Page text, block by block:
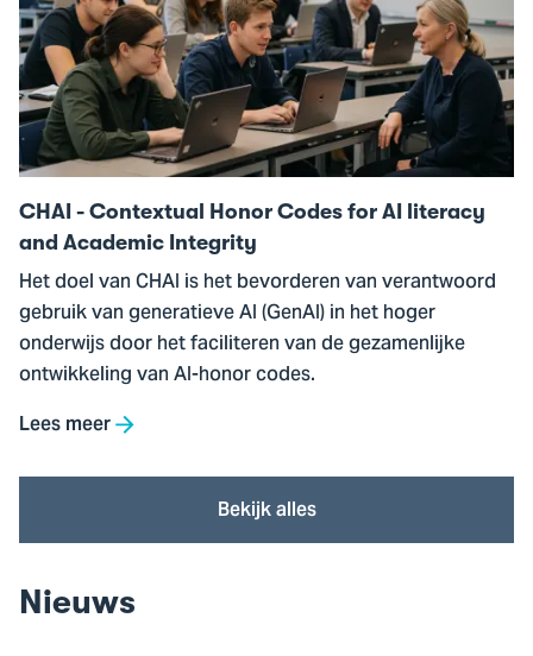
-
Contextual
Honor
Codes
for
AI
literacy
and
Academic
Integrity
CHAI - Contextual Honor Codes for AI literacy
and Academic Integrity
Het doel van CHAI is het bevorderen van verantwoord
gebruik van generatieve AI (GenAI) in het hoger
onderwijs door het faciliteren van de gezamenlijke
ontwikkeling van AI-honor codes.
Lees meer
Bekijk alles
Nieuws